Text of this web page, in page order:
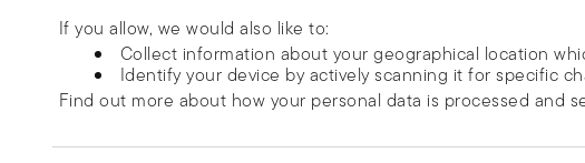
If you allow, we would also like to:
Collect information about your geographical location
Identify your device by actively scanning it for specific
Find out more about how your personal data is processed and
We use cookies to personalise content and ads, to provide
Ja, bitte fügen Sie mich zu Ihrer Newsletter-Liste hinzu.